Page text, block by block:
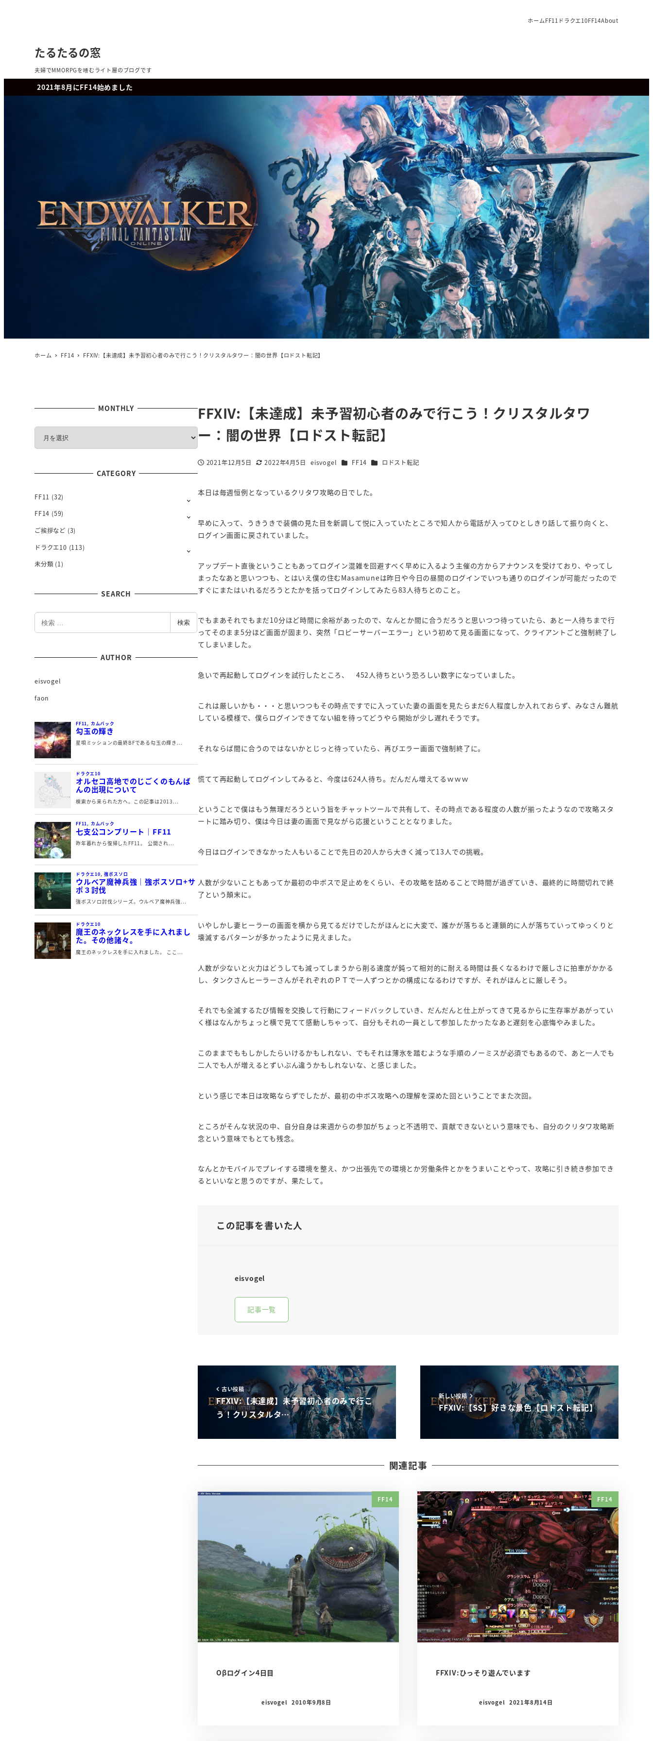
ホームFF11 ドラクエ10FF14About
たるたるの窓
夫婦でMMORPGを嗜むライト層のブログです
2021年8月にFF14始めました
ホーム FF14 FFXIV:【未達成】未予習初心者のみで行こう！クリスタルタワー：闇の世界【ロドスト転記】
FFXIV:【未達成】未予習初心者のみで行こう！クリスタルタワ
ー：闇の世界【ロドスト転記】
投稿日
2021年12月5日
更新日
2022年4月5日
著
eisvogel カテゴリー
FF14 カテゴリー
ロドスト転記
本日は毎週恒例となっているクリタワ攻略の日でした。
早めに入って、うきうきで装備の見た目を新調して悦に入っていたところで知人から電話が入ってひとしきり話して振り向くと、
ログイン画面に戻されていました。
アップデート直後ということもあってログイン混雑を回避すべく早めに入るよう主催の方からアナウンスを受けており、やってし
まったなあと思いつつも、とはいえ僕の住むMasamuneは昨日や今日の昼間のログインでいつも通りのログインが可能だったので
すぐにまたはいれるだろうとたかを括ってログインしてみたら83人待ちとのこと。
でもまあそれでもまだ10分ほど時間に余裕があったので、なんとか間に合うだろうと思いつつ待っていたら、あと一人待ちまで行
ってそのまま5分ほど画面が固まり、突然「ロビーサーバーエラー」という初めて見る画面になって、クライアントごと強制終了し
てしまいました。
急いで再起動してログインを試行したところ、 452人待ちという恐ろしい数字になっていました。
これは厳しいかも・・・と思いつつもその時点ですでに入っていた妻の画面を見たらまだ6人程度しか入れておらず、みなさん難航
している模様で、僕らログインできてない組を待ってどうやら開始が少し遅れそうです。
それならば間に合うのではないかとじっと待っていたら、再びエラー画面で強制終了に。
慌てて再起動してログインしてみると、今度は624人待ち。だんだん増えてるｗｗｗ
ということで僕はもう無理だろうという旨をチャットツールで共有して、その時点である程度の人数が揃ったようなので攻略スタ
ートに踏み切り、僕は今日は妻の画面で見ながら応援ということとなりました。
今日はログインできなかった人もいることで先日の20人から大きく減って13人での挑戦。
人数が少ないこともあってか最初の中ボスで足止めをくらい、その攻略を詰めることで時間が過ぎていき、最終的に時間切れで終
了という顛末に。
いやしかし妻ヒーラーの画面を横から見てるだけでしたがほんとに大変で、誰かが落ちると連鎖的に人が落ちていってゆっくりと
壊滅するパターンが多かったように見えました。
人数が少ないと火力はどうしても減ってしまうから削る速度が鈍って相対的に耐える時間は長くなるわけで厳しさに拍車がかかる
し、タンクさんヒーラーさんがそれぞれのＰＴで一人ずつとかの構成になるわけですが、それがほんとに厳しそう。
それでも全滅するたび情報を交換して行動にフィードバックしていき、だんだんと仕上がってきて見るからに生存率があがってい
く様はなんかちょっと横で見てて感動しちゃって、自分もそれの一員として参加したかったなあと遅刻を心底悔やみました。
このままでももしかしたらいけるかもしれない、でもそれは薄氷を踏むような手順のノーミスが必須でもあるので、あと一人でも
二人でも人が増えるとずいぶん違うかもしれないな、と感じました。
という感じで本日は攻略ならずでしたが、最初の中ボス攻略への理解を深めた回ということでまた次回。
ところがそんな状況の中、自分自身は来週からの参加がちょっと不透明で、貢献できないという意味でも、自分のクリタワ攻略断
念という意味でもとても残念。
なんとかモバイルでプレイする環境を整え、かつ出張先での環境とか労働条件とかをうまいことやって、攻略に引き続き参加でき
るといいなと思うのですが、果たして。
この記事を書いた人
eisvogel
記事一覧
古い投稿
FFXIV:【未達成】未予習初心者のみで行こ
う！クリスタルタ…
新しい投稿
FFXIV:【SS】好きな景色【ロドスト転記】
関連記事
FF14
Oβログイン4日目
eisvogel 2010年9月8日
FF14
FFXIV:ひっそり遊んでいます
eisvogel 2021年8月14日
MONTHLY
H
Y
CATEGORY
FF11 (32)
FF14 (59)
ご挨拶など (3)
ドラクエ10 (113)
未分類 (1)
SEARCH
検
検索
AUTHOR
eisvogel
faon